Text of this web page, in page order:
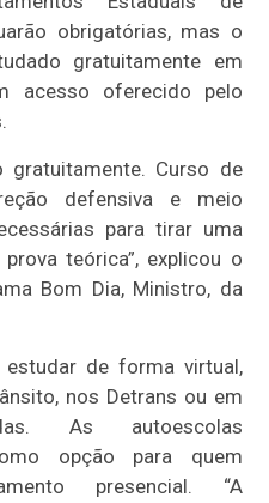
obrigatórias, mas o
gratuitamente em
acesso oferecido pelo
Curso de
defensiva e meio
para tirar uma
teórica”, explicou o
Bom Dia, Ministro, da
de forma virtual,
nos Detrans ou em
As autoescolas
opção para quem
presencial. “A